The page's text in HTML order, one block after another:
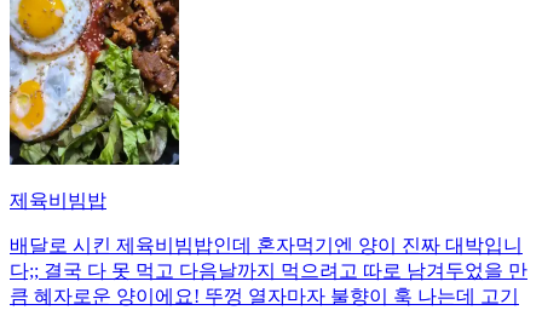
제육비빔밥
배달로 시킨 제육비빔밥인데 혼자먹기엔 양이 진짜 대박입니
다;; 결국 다 못 먹고 다음날까지 먹으려고 따로 남겨두었을 만
큼 혜자로운 양이에요! 뚜껑 열자마자 불향이 훅 나는데 고기